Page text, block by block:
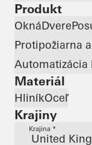
Produkt
OknáDvere
Protipožiarna
Automatizácia
Materiál
HliníkOceľ
Krajiny
Krajina *